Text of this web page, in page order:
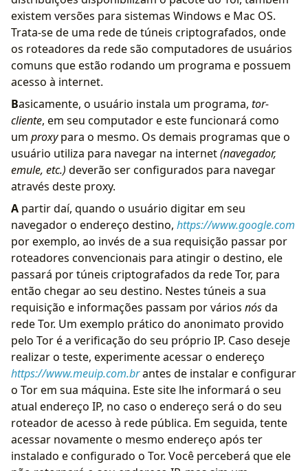
existem versões para sistemas Windows e Mac OS.
Trata-se de uma rede de túneis criptografados, onde
os roteadores da rede são computadores de usuários
comuns que estão rodando um programa e possuem
acesso à internet.
Basicamente, o usuário instala um programa, tor-
cliente, em seu computador e este funcionará como
um proxypara o mesmo. Os demais programas que o
usuário utiliza para navegar na internet(navegador,
emule, etc.) deverão ser configurados para navegar
através deste proxy.
A partir daí, quando o usuário digitar em seu
navegador o endereço destino, https://www.google.com
por exemplo, ao invés de a sua requisição passar por
roteadores convencionais para atingir o destino, ele
passará por túneis criptografados da rede Tor, para
então chegar ao seu destino. Nestes túneis a sua
requisição e informações passam por vários nósda
rede Tor. Um exemplo prático do anonimato provido
pelo Tor é a verificação do seu próprio IP. Caso deseje
realizar o teste, experimente acessar o endereço
https://www.meuip.com.brantes de instalar e configurar
o Tor em sua máquina. Este site lhe informará o seu
atual endereço IP, no caso o endereço será o do seu
roteador de acesso à rede pública. Em seguida, tente
acessar novamente o mesmo endereço após ter
instalado e configurado o Tor. Você perceberá que ele